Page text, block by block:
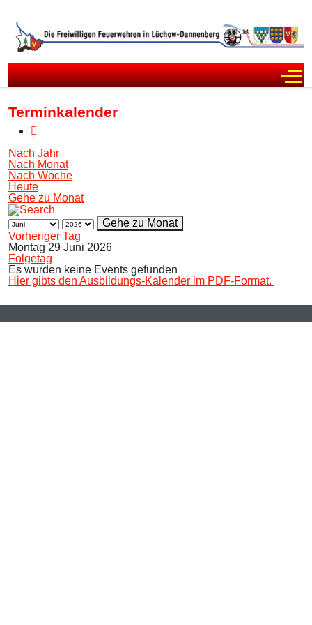
Terminkalender
Nach Jahr
Nach Monat
Nach Woche
Heute
Gehe zu Monat
Gehe zu Monat
Vorheriger Tag
Montag 29 Juni 2026
Folgetag
Es wurden keine Events gefunden
Hier gibts den Ausbildungs-Kalender im PDF-Format.